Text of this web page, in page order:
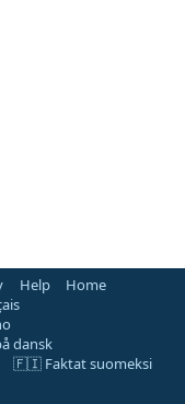
Help
Home
dansk
🇫🇮 Faktat suomeksi